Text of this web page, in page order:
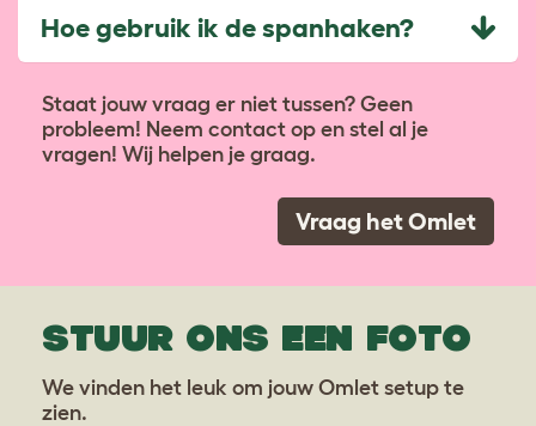
Hoe gebruik ik de spanhaken?
Staat jouw vraag er niet tussen? Geen
probleem! Neem contact op en stel al je
vragen! Wij helpen je graag.
Vraag het Omlet
STUUR ONS EEN FOTO
We vinden het leuk om jouw Omlet setup te
zien.